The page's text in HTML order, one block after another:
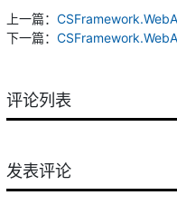
上一篇：
下一篇：
评论列表
发表评论